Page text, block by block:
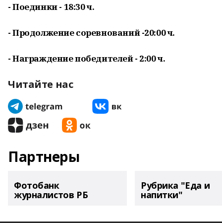
- Поединки - 18:30 ч.
- Продолжение соревнований -20:00 ч.
- Награждение победителей - 2:00 ч.
Читайте нас
Партнеры
Фотобанк
журналистов РБ
Рубрика "Еда и
напитки"